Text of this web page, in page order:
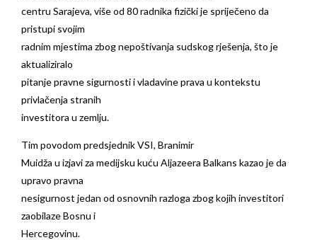
centru Sarajeva, više od 80 radnika fizički je spriječeno da
pristupi svojim
radnim mjestima zbog nepoštivanja sudskog rješenja, što je
aktualiziralo
pitanje pravne sigurnosti i vladavine prava u kontekstu
privlačenja stranih
investitora u zemlju.
Tim povodom predsjednik VSI, Branimir
Muidža u izjavi za medijsku kuću Aljazeera Balkans kazao je da
upravo pravna
nesigurnost jedan od osnovnih razloga zbog kojih investitori
zaobilaze Bosnu i
Hercegovinu.